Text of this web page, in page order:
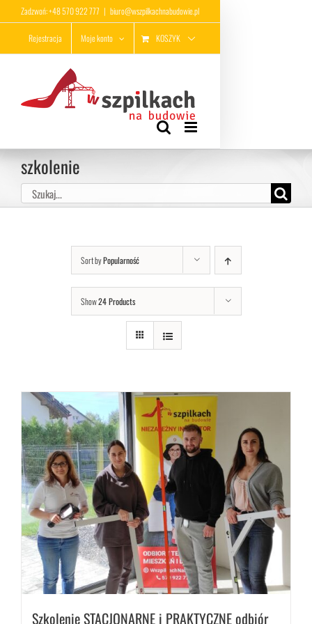
Przejdź
zawartości
Zadzwoń: +48 570 922 777 | biuro@wszpilkachnabudowie.pl
Rejestracja Moje konto KOSZYK
szkolenie
Szukaj
Sort byPopularność
Show24 Products
Szkolenie STACJONARNE i PRAKTYCZNE odbiór